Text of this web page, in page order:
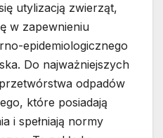
utylizacją zwierząt,
w zapewnieniu
epidemiologicznego
Do najważniejszych
odpadów
które posiadają
i spełniają normy